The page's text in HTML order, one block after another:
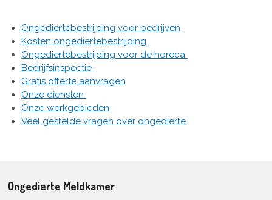
Ongediertebestrijding voor bedrijven
Kosten ongediertebestrijding
Ongediertebestrijding voor de horeca
Bedrijfsinspectie
Gratis offerte aanvragen
Onze diensten
Onze werkgebieden
Veel gestelde vragen over ongedierte
Ongedierte Meldkamer